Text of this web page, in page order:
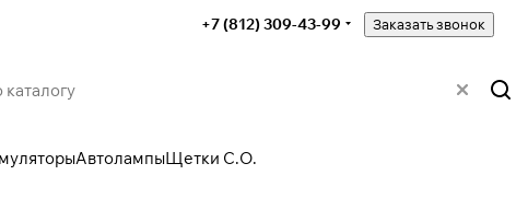
+7 (812) 309-43-99 Заказать звонок
АвтолампыЩетки С.О.